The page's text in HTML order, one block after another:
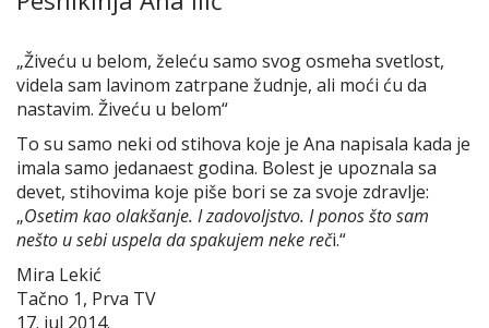
„Živeću u belom, želeću samo svog osmeha svetlost,
videla sam lavinom zatrpane žudnje, ali moći ću da
nastavim. Živeću u belom“
To su samo neki od stihova koje je Ana napisala kada je
imala samo jedanaest godina. Bolest je upoznala sa
devet, stihovima koje piše bori se za svoje zdravlje:
„Osetim kao olakšanje. I zadovoljstvo. I ponos što sam
nešto u sebi uspela da spakujem neke reči.“
Mira Lekić
Tačno 1, Prva TV
17. jul 2014.